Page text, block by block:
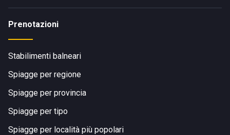
Prenotazioni
Stabilimenti balneari
Spiagge per regione
Spiagge per provincia
Spiagge per tipo
Spiagge per località più popolari